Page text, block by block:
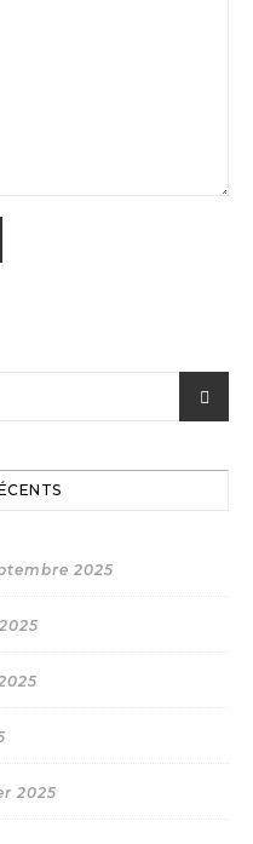
2025
2025